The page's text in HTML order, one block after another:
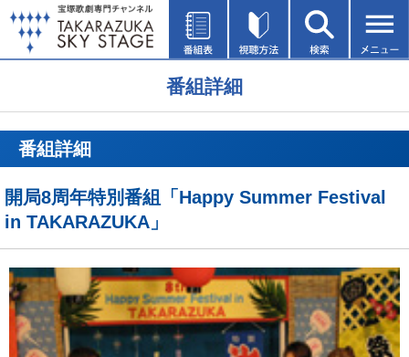
番組詳細
番組詳細
開局8周年特別番組「Happy Summer Festival
in TAKARAZUKA」